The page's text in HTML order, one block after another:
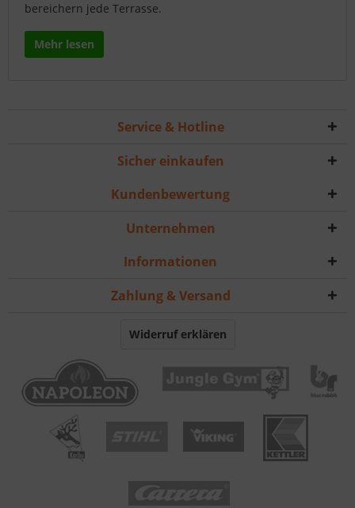
bereichern jede Terrasse.
Mehr lesen
Service & Hotline
Sicher einkaufen
Kundenbewertung
Unternehmen
Informationen
Zahlung & Versand
Widerruf erklären